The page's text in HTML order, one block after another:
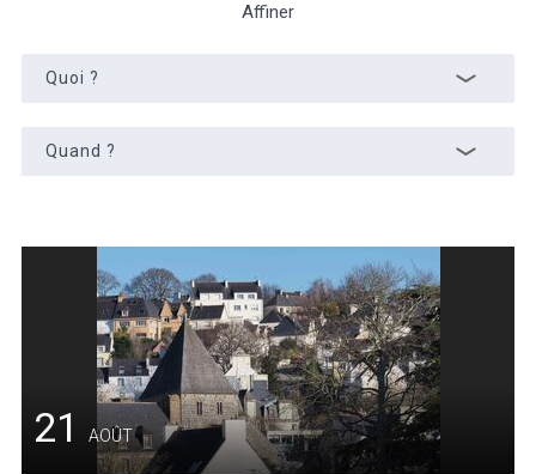
Météo/UV Webcams
Affiner
Quoi ?
Quand ?
21 AOÛT